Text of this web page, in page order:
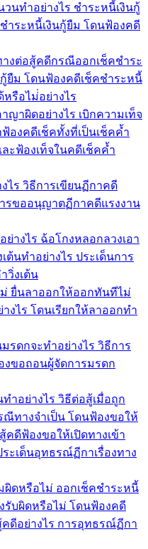
วนทำอย่างไร ชำระหนี้เงินกู้
ำระหนี้เงินกู้ยืม โดนฟ้องคดี
งต่อสู้คดีกรณีออกเช็คชำระ
ยืม โดนฟ้องคดีเช็คชำระหนี้
หรือไม่่อย่างไร
ญาผิดอย่างไร เบิกความเท็จ
องคดีเช็คทั้งที่เป็นเช็คค้ำ
ะฟ้องเท็จในคดีเช็คค้ำ
ไร วิธีการเขียนฏีกาคดี
รขออนุญาตฏีกาคดีแรงงาน
ย่างไร ฉ้อโกงหลอกลวงเอา
เต้นทำอย่างไร ประเด็นการ
วิ่งเต้น
ยื่นลาออกให้ออกทันทีไม่
งไร โดนเรียกให้ลาออกทำ
รดกจะทำอย่างไร วิธีการ
งขอถอนผู้จัดการมรดก
ำอย่างไร วิธีต่อสู้เมื่อถูก
ณีทางจำเป็น โดนฟ้องขอให้
คดีฟ้องขอให้เปิดทางเข้า
ระเด็นอุทธรณ์ฏีกาเรื่องทาง
ดหรือไม่ ออกเช็คชำระหนี้
บผิดหรือไม่ โดนฟ้องคดี
คดีอย่างไร การอุทธรณ์ฏีกา